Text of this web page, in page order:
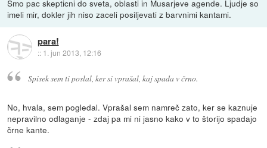
Smo pac skepticni do sveta, oblasti in Musarjeve agende. Ljudje so
imeli mir, dokler jih niso zaceli posiljevati z barvnimi kantami.
para!
:: 1. jun 2013, 12:16
Spisek sem ti poslal, ker si vprašal, kaj spada v črno.
No, hvala, sem pogledal. Vprašal sem namreč zato, ker se kaznuje
nepravilno odlaganje - zdaj pa mi ni jasno kako v to štorijo spadajo
črne kante.